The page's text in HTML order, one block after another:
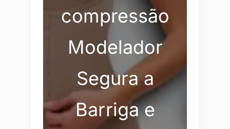
compressão
Modelador
Segura a
Barriga e